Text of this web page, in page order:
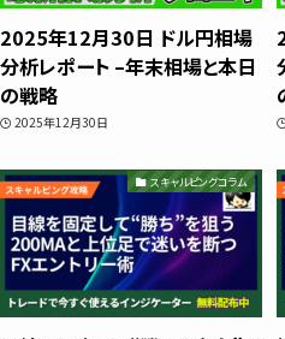
プロフィールを
相場分析
インジケ
2025年12月30日 ドル円相場
分析レポート –年末相場と本日
の戦略
2025年12月30日
スキャルピングコラム